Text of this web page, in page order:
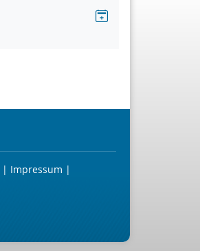
| Impressum |